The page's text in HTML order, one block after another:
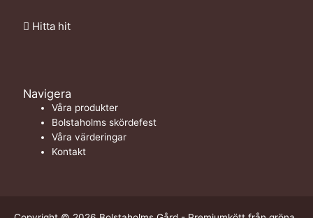
Hitta hit
Navigera
Våra produkter
Bolstaholms skördefest
Våra värderingar
Kontakt